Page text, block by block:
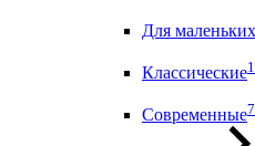
Для
Классические
Современные7